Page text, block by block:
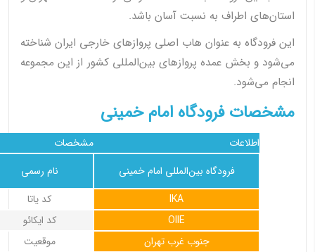
استان‌های اطراف به نسبت آسان باشد.
این فرودگاه به عنوان هاب اصلی پروازهای خارجی ایران شناخته
می‌شود و بخش عمده پروازهای بین‌المللی کشور از این مجموعه
انجام می‌شود.
مشخصات فرودگاه امام خمینی
مشخصات
اطلاعات
نام رسمی
فرودگاه بین‌المللی امام خمینی
کد یاتا
IKA
کد ایکائو
OIIE
موقعیت
جنوب غرب تهران